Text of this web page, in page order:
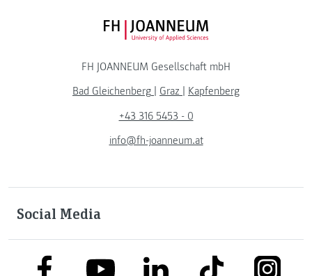
FH JOANNEUM Logo
FH JOANNEUM Gesellschaft mbH
Bad Gleichenberg
Graz
Kapfenberg
+43 316 5453 - 0
info@fh-joanneum.at
Social Media
link to facebooklink to youtubelink to linkedinlink to tiktok